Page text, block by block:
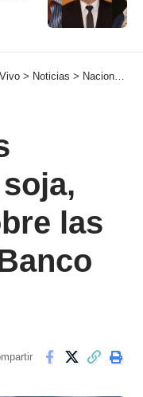
> Noticias > Nacionales
las